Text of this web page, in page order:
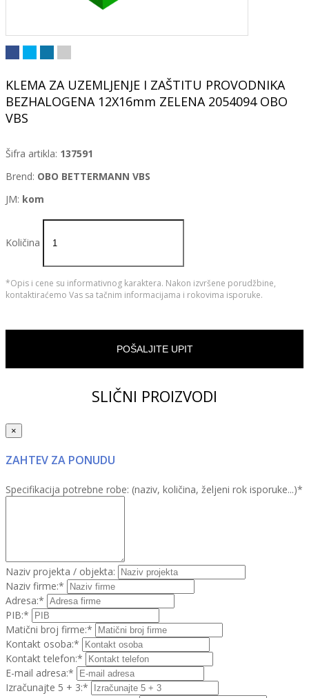
KLEMA ZA UZEMLJENJE I ZAŠTITU PROVODNIKA
BEZHALOGENA 12X16mm ZELENA 2054094 OBO
VBS
Šifra artikla: 137591
Brend: OBO BETTERMANN VBS
JM: kom
Količina
*Opis i cene su informativnog karaktera. Nakon izvršene porudžbine,
kontaktiraćemo Vas sa tačnim informacijama i rokovima isporuke.
POŠALJITE UPIT
SLIČNI PROIZVODI
×
ZAHTEV ZA PONUDU
Specifikacija potrebne robe: (naziv, količina, željeni rok isporuke...)*
Naziv projekta / objekta:
Naziv firme:*
Adresa:*
PIB:*
Matični broj firme:*
Kontakt osoba:*
Kontakt telefon:*
E-mail adresa:*
Izračunajte 5 + 3:*